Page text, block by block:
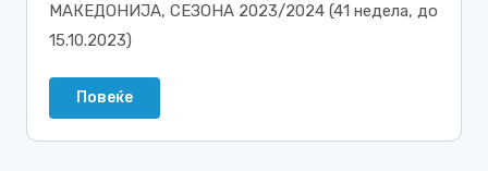
МАКЕДОНИЈА, СЕЗОНА 2023/2024 (41 недела, до
15.10.2023)
Повеќе